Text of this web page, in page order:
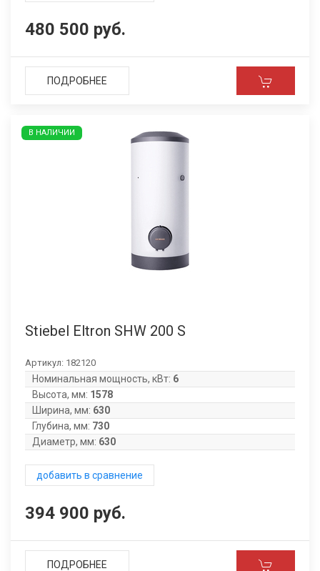
480 500 руб.
ПОДРОБНЕЕ
Stiebel Eltron SHW 200 S
Артикул: 182120
Номинальная мощность, кВт: 6
Высота, мм: 1578
Ширина, мм: 630
Глубина, мм: 730
Диаметр, мм: 630
добавить в сравнение
394 900 руб.
В НАЛИЧИИ
ПОДРОБНЕЕ